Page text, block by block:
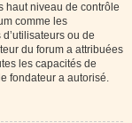
haut niveau de contrôle
comme les
ou de
du forum a attribuées
les capacités de
fondateur a autorisé.